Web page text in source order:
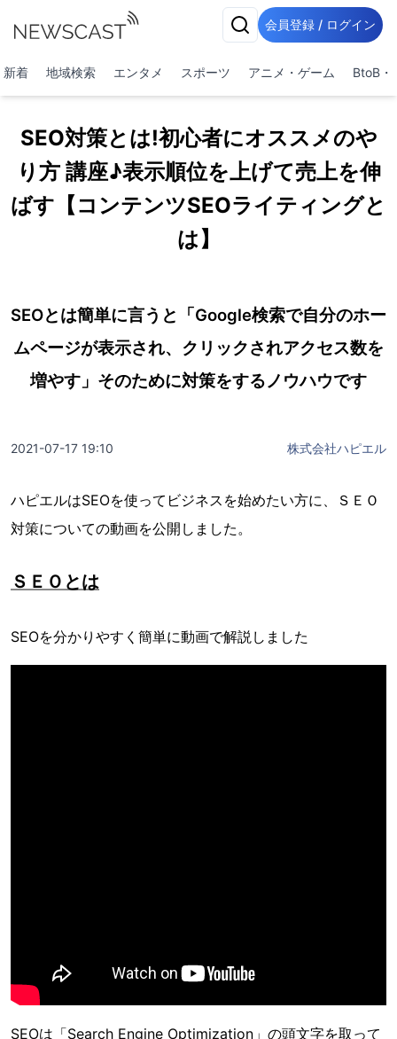
会員登録 / ログイン
新着 地域検索 エンタメ スポーツ アニメ・ゲーム BtoB・
SEO対策とは!初心者にオススメのや
り方 講座♪表示順位を上げて売上を伸
ばす【コンテンツSEOライティングと
は】
SEOとは簡単に言うと「Google検索で自分のホー
ムページが表示され、クリックされアクセス数を
増やす」そのために対策をするノウハウです
2021-07-17 19:10 株式会社ハピエル
ハピエルはSEOを使ってビジネスを始めたい方に、ＳＥＯ
対策についての動画を公開しました。
ＳＥＯとは
SEOを分かりやすく簡単に動画で解説しました
SEOは「Search Engine Optimization」の頭文字を取って